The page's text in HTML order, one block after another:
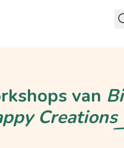
van Bi
Creations